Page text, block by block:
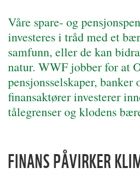
Våre spare- og
investeres i tråd med et
samfunn, eller de kan
natur. WWF jobber for at
pensjonsselskaper, banker
finansaktører investerer
tålegrenser og klodens
FINANS PÅVIRKER